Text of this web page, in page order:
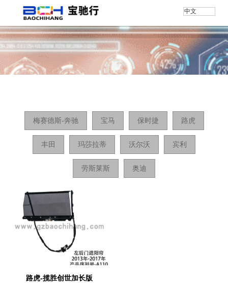
中文
梅赛德斯-奔驰 宝马 保时捷 路虎
丰田 玛莎拉蒂 沃尔沃 宾利
劳斯莱斯 奥迪
路虎-揽胜创世加长版